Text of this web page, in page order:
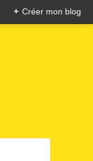
+ Créer mon blog